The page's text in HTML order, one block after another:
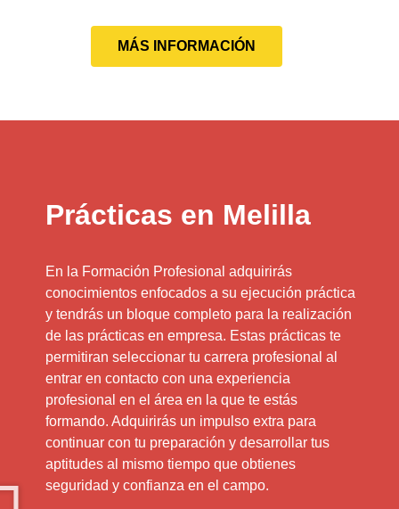
MÁS INFORMACIÓN
Prácticas en Melilla
En la Formación Profesional adquirirás
conocimientos enfocados a su ejecución práctica
y tendrás un bloque completo para la realización
de las prácticas en empresa. Estas prácticas te
permitiran seleccionar tu carrera profesional al
entrar en contacto con una experiencia
profesional en el área en la que te estás
formando. Adquirirás un impulso extra para
continuar con tu preparación y desarrollar tus
aptitudes al mismo tiempo que obtienes
seguridad y confianza en el campo.